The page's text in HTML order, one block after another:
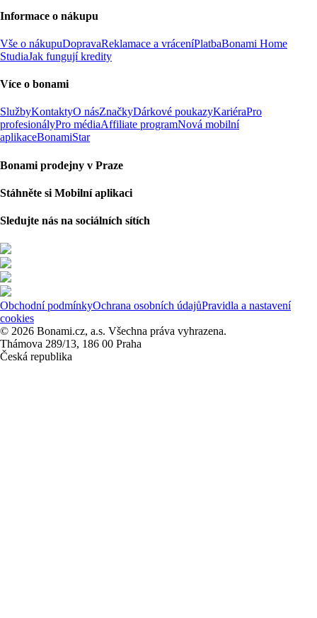
Informace o nákupu
Vše o nákupuDopravaReklamace a vráceníPlatbaBonami Home
StudiaJak fungují kredity
Více o bonami
SlužbyKontaktyO násZnačkyDárkové poukazyKariéraPro
profesionályPro médiaAffiliate programNová mobilní
aplikaceBonamiStar
Bonami prodejny v Praze
Stáhněte si Mobilní aplikaci
Sledujte nás na sociálních sítích
Obchodní podmínkyOchrana osobních údajůPravidla a nastavení
cookies
© 2026 Bonami.cz, a.s. Všechna práva vyhrazena.
Thámova 289/13, 186 00 Praha
Česká republika